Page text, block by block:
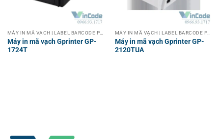
Máy in mã vạch Gprinter GP-
1724T
Máy in mã vạch Gprinter GP-
2120TUA